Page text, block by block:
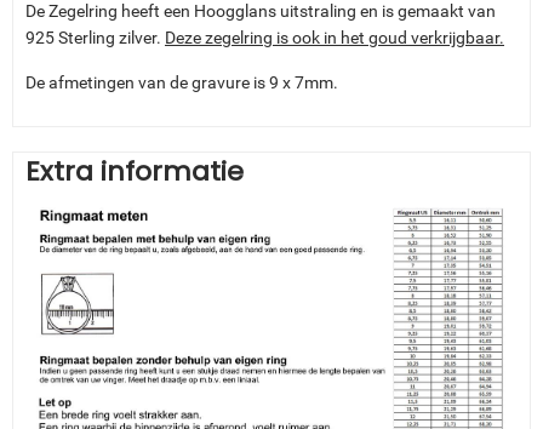
De Zegelring heeft een Hoogglans uitstraling en is gemaakt van
925 Sterling zilver. Deze zegelring is ook in het goud verkrijgbaar.
De afmetingen van de gravure is 9 x 7mm.
Extra informatie